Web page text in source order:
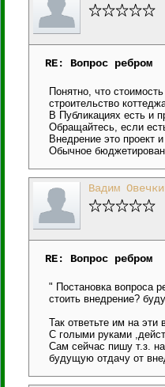
RE: Вопрос ребром
Понятно, что
строительство
В Публикациях есть и
Обращайтесь, если
Внедрение это проект
Обычное
Вадим
RE: Вопрос ребром
" Постановка вопроса
стоить внедрение?
Так ответьте им на
С голыми руками
Сам сейчас пишу т.з.
будущую отдачу от